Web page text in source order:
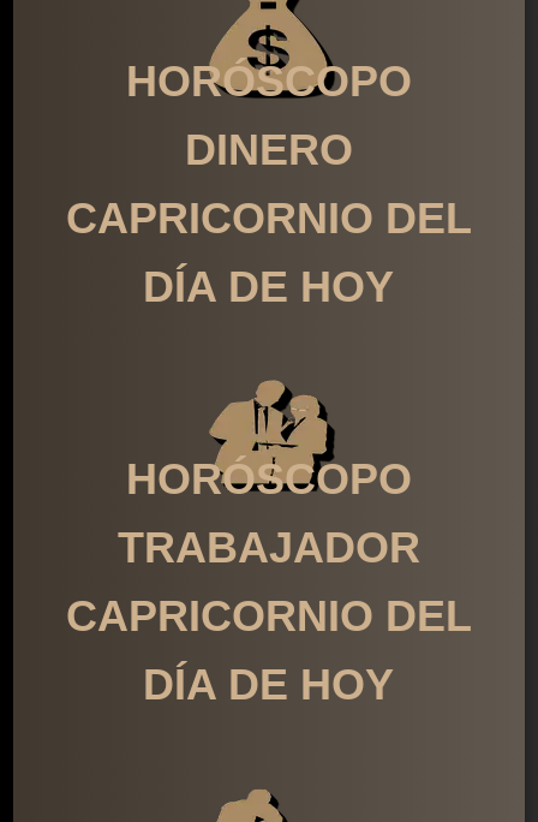
HORÓSCOPO
DINERO
CAPRICORNIO DEL
DÍA DE HOY
HORÓSCOPO
TRABAJADOR
CAPRICORNIO DEL
DÍA DE HOY